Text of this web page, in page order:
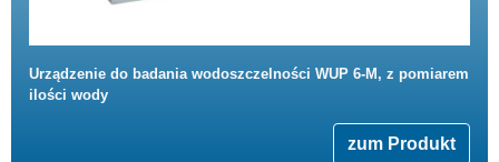
Urządzenie do badania wodoszczelności WUP 6-M, z pomiarem
ilości wody
zum Produkt